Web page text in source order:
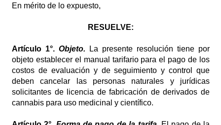
En mérito de lo expuesto,
RESUELVE:
Artículo 1°. Objeto. La presente resolución tiene por
objeto establecer el manual tarifario para el pago de los
costos de evaluación y de seguimiento y control que
deben cancelar las personas naturales y jurídicas
solicitantes de licencia de fabricación de derivados de
cannabis para uso medicinal y científico.